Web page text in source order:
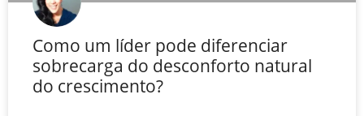
Como um líder pode diferenciar
sobrecarga do desconforto natural
do crescimento?